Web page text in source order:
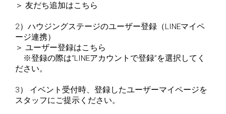
＞ 友だち追加はこちら
2）ハウジングステージのユーザー登録（LINEマイペ
ージ連携）
＞ ユーザー登録はこちら
※登録の際は“LINEアカウントで登録”を選択してく
ださい。
3） イベント受付時、登録したユーザーマイページを
スタッフにご提示ください。